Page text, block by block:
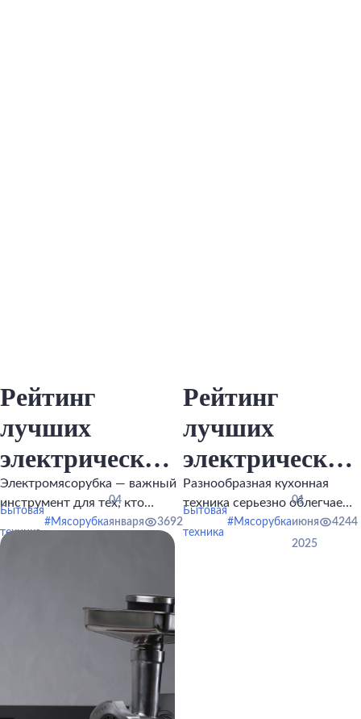
Рейтинг
лучших
электрических
мясорубок для
дома в
2026 году
Электромясорубка — важный
инструмент для тех, кто
любит готовить.
Бытовая
техника
#Мясорубка
04
января
3692
Рейтинг
лучших
электрических
мясорубок с
функцией
Разнообразная кухонная
техника серьезно облегчает
нам жизнь.
Бытовая
техника
#Мясорубка
01
июня
2025
4244